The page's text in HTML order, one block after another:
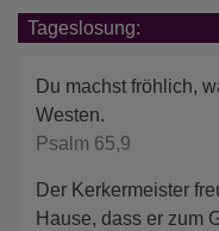
Tageslosung:
Du machst fröhlich,
Westen.
Psalm 65,9
Der Kerkermeister
Hause, dass er zum